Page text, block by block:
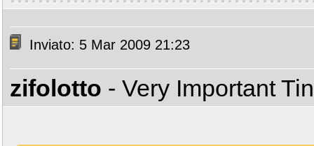
Inviato: 5 Mar 2009 21:23
zifolotto - Very Important